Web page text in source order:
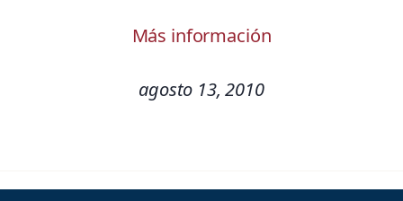
Más información
agosto 13, 2010